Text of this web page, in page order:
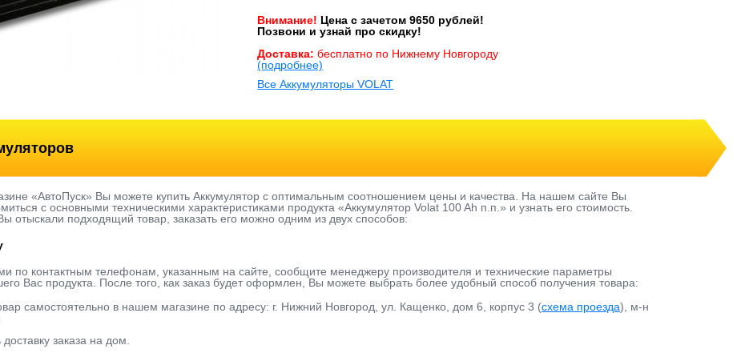
Внимание! Цена с зачетом 9650 рублей!
Позвони и узнай про скидку!
Доставка: бесплатно по Нижнему Новгороду
(подробнее)
Все Аккумуляторы VOLAT
«АвтоПуск» Вы можете купить Аккумулятор с оптимальным соотношением цены и качества. На нашем сайте Вы
с основными техническими характеристиками продукта «Аккумулятор Volat 100 Ah п.п.» и узнать его стоимость.
отыскали подходящий товар, заказать его можно одним из двух способов:
по контактным телефонам, указанным на сайте, сообщите менеджеру производителя и технические параметры
Вас продукта. После того, как заказ будет оформлен, Вы можете выбрать более удобный способ получения товара:
самостоятельно в нашем магазине по адресу: г. Нижний Новгород, ул. Кащенко, дом 6, корпус 3 (схема проезда), м-н
заказа на дом.